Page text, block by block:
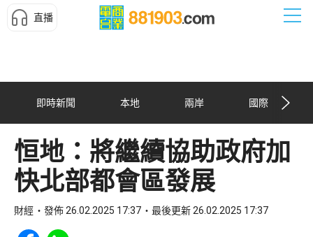
直播
即時新聞 本地 兩岸 國際
恒地：將繼續協助政府加
快北部都會區發展
財經 發佈 26.02.2025 17:37 最後更新 26.02.2025 17:37
Share to Facebook
Share to WhatsApp